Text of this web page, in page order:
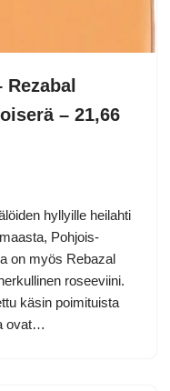
– 21,66
hyllyille heilahti
Pohjois-
on myös Rebazal
roseeviini.
käsin poimituista
ovat…